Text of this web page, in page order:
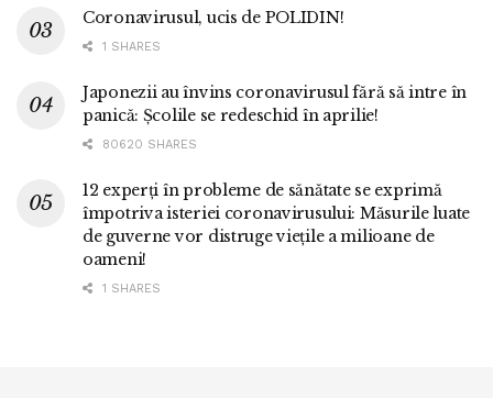
Coronavirusul, ucis de POLIDIN!
1 SHARES
Japonezii au învins coronavirusul fără să intre în
panică: Școlile se redeschid în aprilie!
80620 SHARES
12 experți în probleme de sănătate se exprimă
împotriva isteriei coronavirusului: Măsurile luate
de guverne vor distruge viețile a milioane de
oameni!
1 SHARES